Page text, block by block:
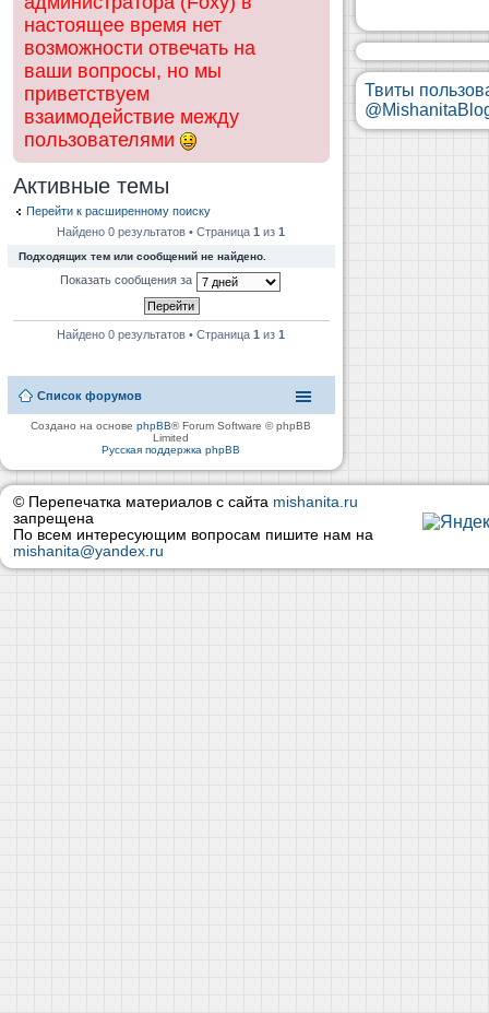
настоящее время нет
возможности отвечать на
ваши вопросы, но мы
приветствуем
взаимодействие между
пользователями
Активные темы
Перейти к расширенному поиску
Найдено 0 результатов • Страница1 из1
Подходящих тем или сообщений не найдено.
Показать сообщения за
Найдено 0 результатов • Страница1 из1
Список форумов
Создано на основеphpBB® Forum Software © phpBB
Limited
Русская поддержка phpBB
Твиты
© Перепечатка материалов с сайта mishanita.ru
запрещена
По всем интересующим вопросам пишите нам на
mishanita@yandex.ru